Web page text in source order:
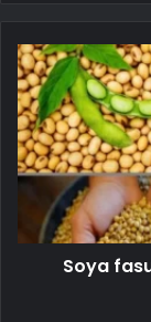
Soya